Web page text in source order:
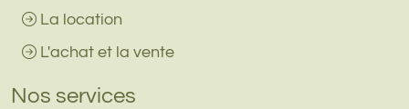
La location
L'achat et la vente
Nos services